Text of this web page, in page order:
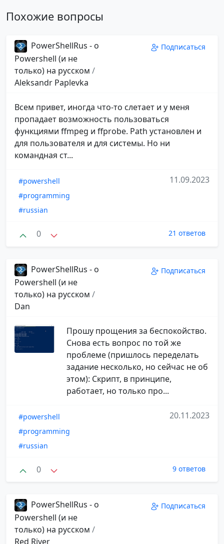
Похожие вопросы
PowerShellRus - о
Powershell (и не
только) на русском /
Aleksandr Paplevka
Подписаться
Всем привет, иногда что-то слетает и у меня
пропадает возможность пользоваться
функциями ffmpeg и ffprobe. Path установлен и
для пользователя и для системы. Но ни
командная ст...
#powershell
#programming
#russian
11.09.2023
0 21 ответов
PowerShellRus - о
Powershell (и не
только) на русском /
Dan
Подписаться
Прошу прощения за беспокойство.
Снова есть вопрос по той же
проблеме (пришлось переделать
задание несколько, но сейчас не об
этом): Скрипт, в принципе,
работает, но только про...
#powershell
#programming
#russian
20.11.2023
0 9 ответов
PowerShellRus - о
Powershell (и не
только) на русском /
Red River
Подписаться